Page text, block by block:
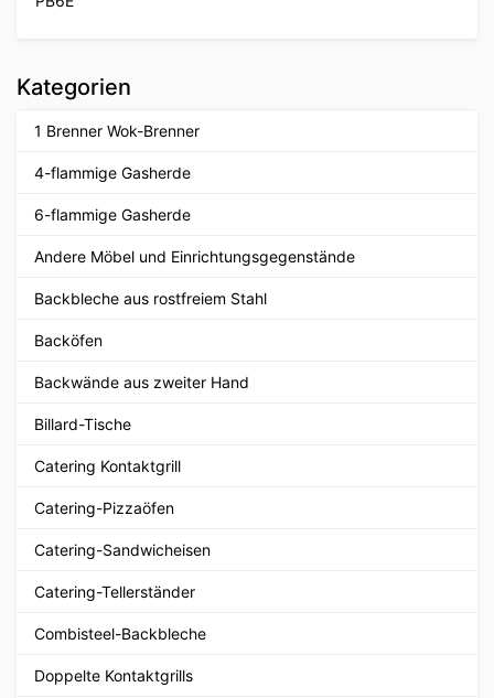
Kategorien
1 Brenner Wok-Brenner
4-flammige Gasherde
6-flammige Gasherde
Andere Möbel und Einrichtungsgegenstände
Backbleche aus rostfreiem Stahl
Backöfen
Backwände aus zweiter Hand
Billard-Tische
Catering Kontaktgrill
Catering-Pizzaöfen
Catering-Sandwicheisen
Catering-Tellerständer
Combisteel-Backbleche
Doppelte Kontaktgrills